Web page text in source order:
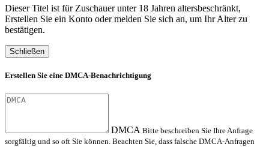
Dieser Titel ist für Zuschauer unter 18 Jahren altersbeschränkt,
Erstellen Sie ein Konto oder melden Sie sich an, um Ihr Alter zu
bestätigen.
Schließen
Erstellen Sie eine DMCA-Benachrichtigung
DMCA Bitte beschreiben Sie Ihre Anfrage
sorgfältig und so oft Sie können. Beachten Sie, dass falsche DMCA-Anfragen